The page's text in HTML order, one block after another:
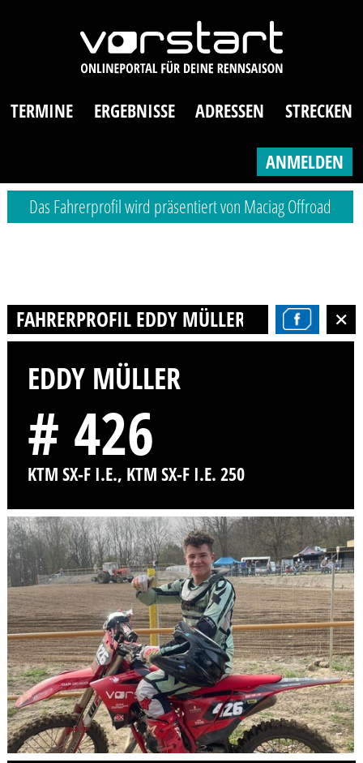
TERMINE ERGEBNISSE ADRESSEN STRECKEN
ANMELDEN
Das Fahrerprofil wird präsentiert von Maciag Offroad
FAHRERPROFIL EDDY MÜLLER
EDDY MÜLLER
# 426
KTM SX-F I.E., KTM SX-F I.E. 250